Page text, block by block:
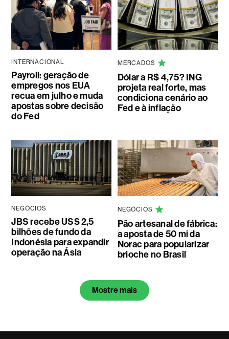
INTERNACIONAL
Payroll: geração de
empregos nos EUA
recua em julho e muda
apostas sobre decisão
do Fed
MERCADOS
Dólar a R$ 4,75? ING
projeta real forte, mas
condiciona cenário ao
Fed e à inflação
NEGÓCIOS
JBS recebe US$ 2,5
bilhões de fundo da
Indonésia para expandir
operação na Ásia
NEGÓCIOS
Pão artesanal de fábrica:
a aposta de 50 mi da
Norac para popularizar
brioche no Brasil
Mostre mais